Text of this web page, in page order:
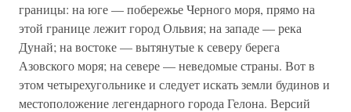
границы: на юге — побережье Черного моря, прямо на
этой границе лежит город Ольвия; на западе — река
Дунай; на востоке — вытянутые к северу берега
Азовского моря; на севере — неведомые страны. Вот в
этом четырехугольнике и следует искать земли будинов и
местоположение легендарного города Гелона. Версий